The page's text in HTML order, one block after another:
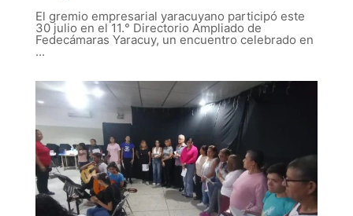
El gremio empresarial yaracuyano participó este
30 julio en el 11.° Directorio Ampliado de
Fedecámaras Yaracuy, un encuentro celebrado en
...